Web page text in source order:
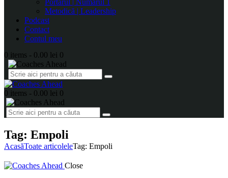
Portarul | Numărul 1
Metodică | Leadership
Podcast
Contact
Contul meu
0 items - 0.00 lei 0
0 items - 0.00 lei 0
Tag: Empoli
AcasăToate articoleleTag: Empoli
Close